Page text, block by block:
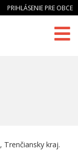
PRIHLÁSENIE PRE OBCE
, Trenčiansky kraj.